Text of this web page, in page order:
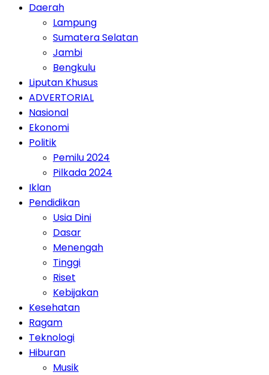
Daerah
Lampung
Sumatera Selatan
Jambi
Bengkulu
Liputan Khusus
ADVERTORIAL
Nasional
Ekonomi
Politik
Pemilu 2024
Pilkada 2024
Iklan
Pendidikan
Usia Dini
Dasar
Menengah
Tinggi
Riset
Kebijakan
Kesehatan
Ragam
Teknologi
Hiburan
Musik